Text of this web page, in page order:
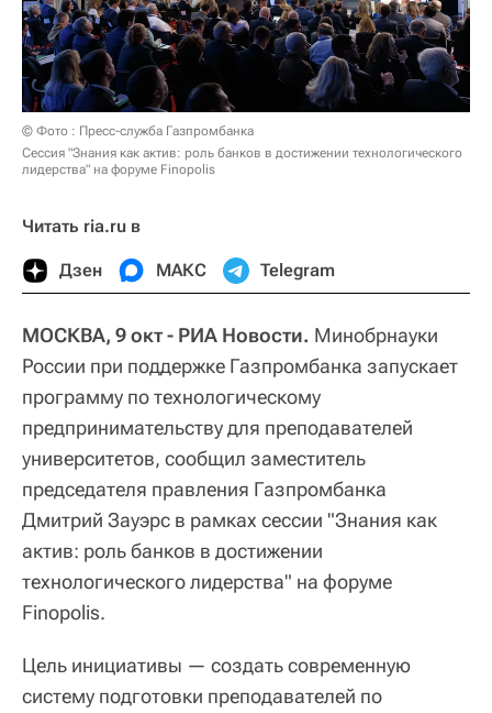
© Фото : Пресс-служба Газпромбанка
Сессия "Знания как актив: роль банков в достижении технологического
лидерства" на форуме Finopolis
Читать ria.ru в
Дзен МАКС Telegram
МОСКВА, 9 окт - РИА Новости. Минобрнауки
России при поддержке Газпромбанка запускает
программу по технологическому
предпринимательству для преподавателей
университетов, сообщил заместитель
председателя правления Газпромбанка
Дмитрий Зауэрс в рамках сессии "Знания как
актив: роль банков в достижении
технологического лидерства" на форуме
Finopolis.
Цель инициативы — создать современную
систему подготовки преподавателей по